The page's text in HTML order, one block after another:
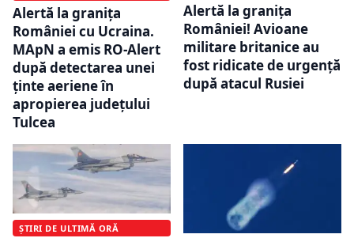
Alertă la granița
României cu Ucraina.
MApN a emis RO-Alert
după detectarea unei
ținte aeriene în
apropierea județului
Tulcea
Alertă la granița
României! Avioane
militare britanice au
fost ridicate de urgență
după atacul Rusiei
ȘTIRI DE ULTIMĂ ORĂ